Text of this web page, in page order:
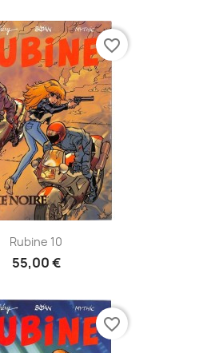
Rubine 10
55,00 €
favorite_border
favorite_border